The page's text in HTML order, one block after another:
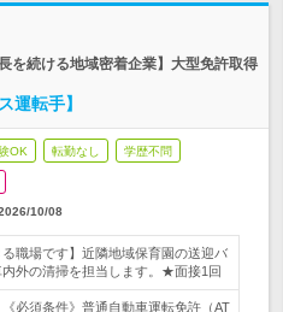
を続ける地域密着企業】大型免許取得
運転手】
OK 転勤なし 学歴不問
10/08
る職場です】近隣地域保育園の送迎バ
外の清掃を担当します。★面接1回
《必須条件》普通自動車運転免許（AT